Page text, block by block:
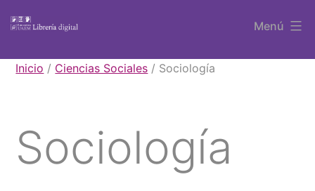
contenido
Libros
Menú
Inicio / Ciencias Sociales / Sociología
Sociología